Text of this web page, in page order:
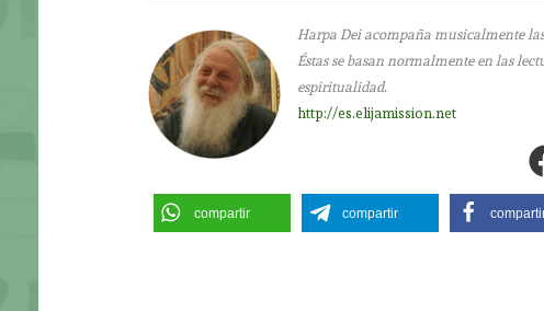
Harpa Dei acompaña musicalmente
Éstas se basan normalmente en las
espiritualidad.
http://es.elijamission.net
compartir compartir